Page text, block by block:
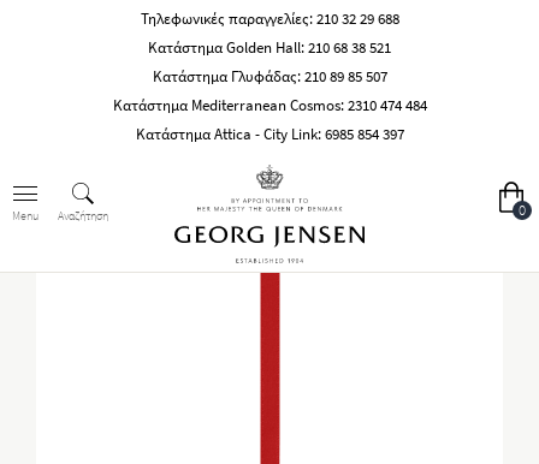
Τηλεφωνικές παραγγελίες:210 32 29 688
Κατάστημα Golden Hall:210 68 38 521
Κατάστημα Γλυφάδας:210 89 85 507
Κατάστημα Mediterranean Cosmos:2310 474 484
Κατάστημα Attica - City Link:6985 854 397
Menu Αναζήτηση 0